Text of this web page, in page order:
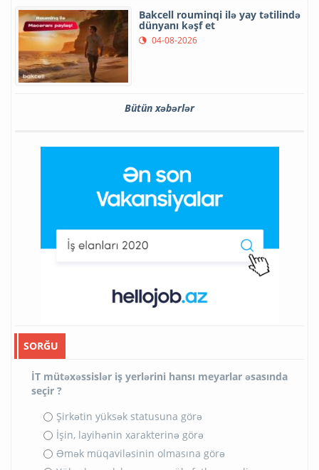
Bakcell rouminqi ilə yay tətilində
dünyanı kəşf et
04-08-2026
Bütün xəbərlər
SORĞU
İT mütəxəssislər iş yerlərini hansı meyarlar əsasında
seçir ?
Şirkətin yüksək statusuna görə
İşin, layihənin xarakterinə görə
Əmək müqaviləsinin olmasına görə